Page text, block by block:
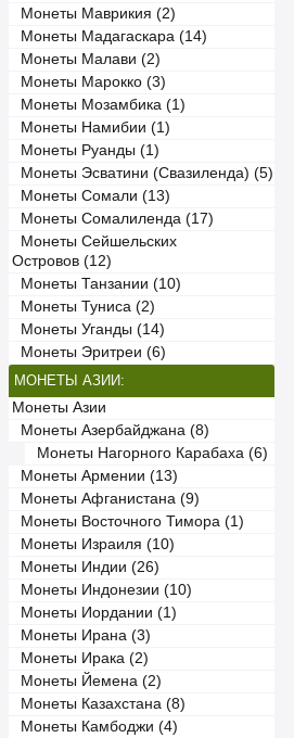
Монеты Маврикия (2)
Монеты Мадагаскара (14)
Монеты Малави (2)
Монеты Марокко (3)
Монеты Мозамбика (1)
Монеты Намибии (1)
Монеты Руанды (1)
Монеты Эсватини (Свазиленда) (5)
Монеты Сомали (13)
Монеты Сомалиленда (17)
Монеты Сейшельских
Островов (12)
Монеты Танзании (10)
Монеты Туниса (2)
Монеты Уганды (14)
Монеты Эритреи (6)
МОНЕТЫ АЗИИ:
Монеты Азии
Монеты Азербайджана (8)
Монеты Нагорного Карабаха (6)
Монеты Армении (13)
Монеты Афганистана (9)
Монеты Восточного Тимора (1)
Монеты Израиля (10)
Монеты Индии (26)
Монеты Индонезии (10)
Монеты Иордании (1)
Монеты Ирана (3)
Монеты Ирака (2)
Монеты Йемена (2)
Монеты Казахстана (8)
Монеты Камбоджи (4)